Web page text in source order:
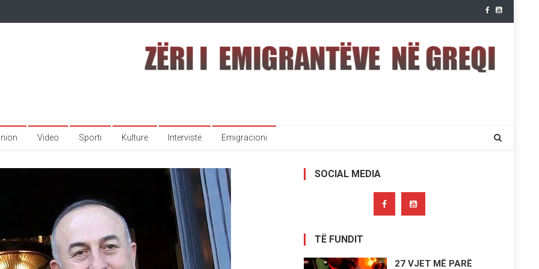
Video Sporti Kulture Intervistë Emigracioni
SOCIAL MEDIA
TË FUNDIT
27 VJET MË PARË